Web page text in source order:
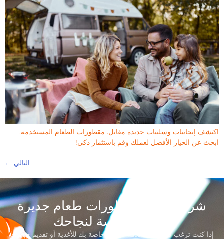
اكتشف إيجابيات وسلبيات جديدة مقابل. مقطورات الطعام المستخدمة.
ابحث عن الخيار الأفضل لعملك وقم باستثمار ذكي!
التالي ←
شركة تصنيع مقطورات طعام جديرة
بالثقة, مكرسة لنجاحك
إذا كنت ترغب في إنشاء علامة تجارية خاصة بك للأغذية أو تقديم خدمات